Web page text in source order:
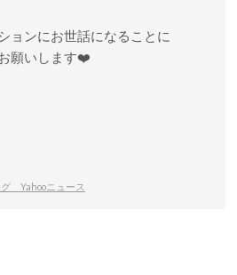
ョンにお世話になることに
願いします❤️
Yahooニュース